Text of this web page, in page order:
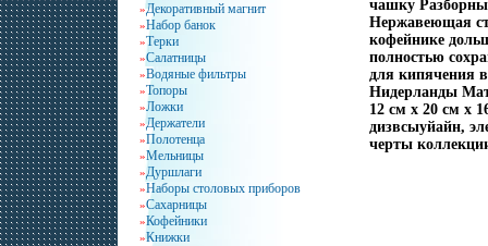
»Декоративный магнит
»Набор банок
»Терки
»Салатницы
»Водяные фильтры
»Топоры
»Ложки
»Держатели
»Полотенца
»Мельницы
»Дуршлаги
»Наборы столовых приборов
»Сахарницы
»Кофейники
»Книжки
чашку
Нержавеющая
кофейнике
полностью
для кипячения
Нидерланды
12 см х 20 см x
дизвсыуйайн,
черты